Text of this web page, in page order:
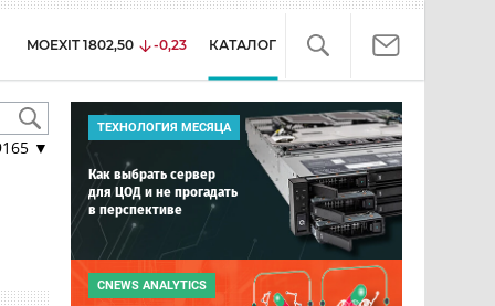
MOEXIT 1802,50 -0,23 КАТАЛОГ
▼
ТЕХНОЛОГИЯ МЕСЯЦА
Как выбрать сервер
для ЦОД и не прогадать
в перспективе
CNEWS ANALYTICS